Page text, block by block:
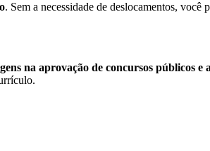
. Sem a necessidade de deslocamentos, você
na aprovação de concursos públicos e